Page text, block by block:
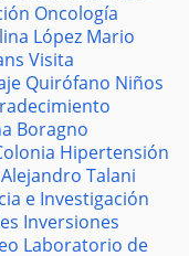
Oncología
López Mario
Visita
Quirófano Niños
Boragno
Hipertensión
Alejandro Talani
e Investigación
Inversiones
Laboratorio de